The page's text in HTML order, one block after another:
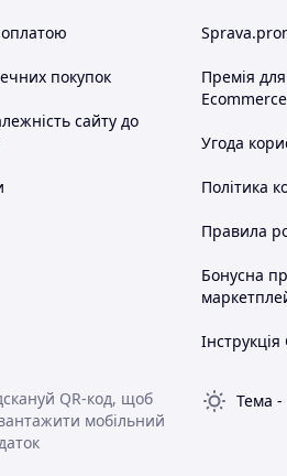
покупок
сайту до
Премія
Угода
Політика
Правила
Бонусна
QR-код, щоб
мобільний
Тема -